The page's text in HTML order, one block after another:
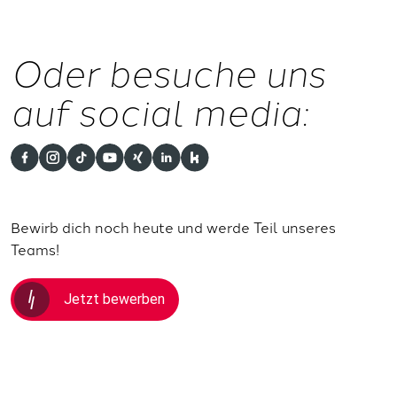
Oder besuche uns
auf social media:
Bewirb dich noch heute und werde Teil unseres
Teams!
Jetzt bewerben